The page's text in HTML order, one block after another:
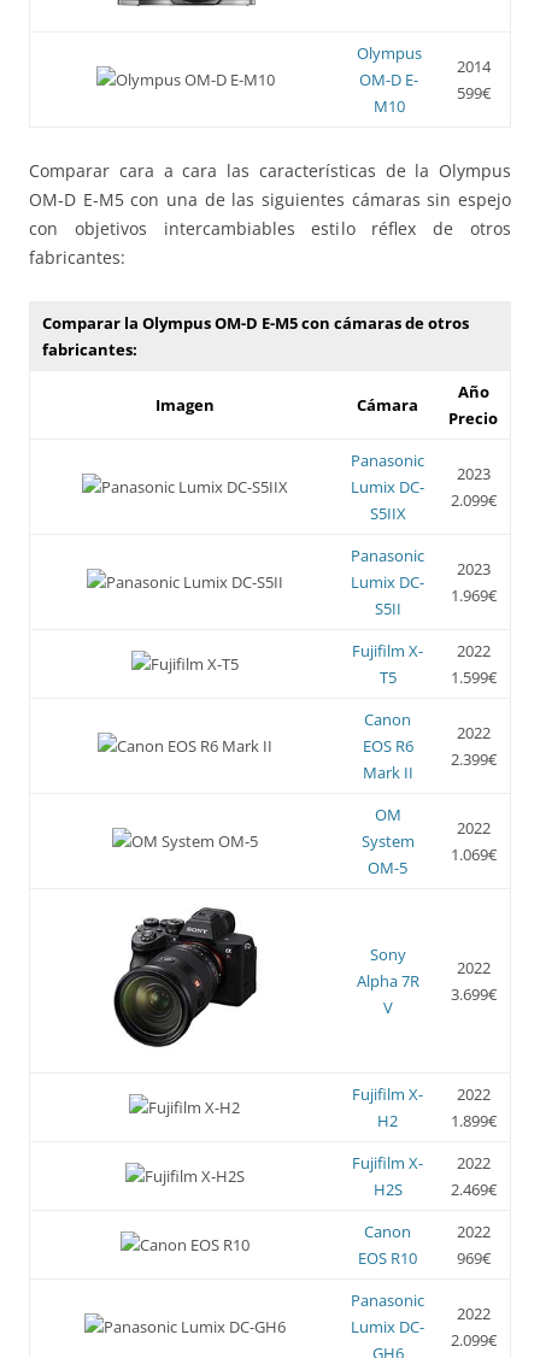
Olympus
OM-D E-
M10
2014
599€
Comparar cara a cara las características de la Olympus
OM-D E-M5 con una de las siguientes cámaras sin espejo
con objetivos intercambiables estilo réflex de otros
fabricantes:
Comparar la Olympus OM-D E-M5 con cámaras de otros
fabricantes:
Imagen Cámara
Año
Precio
Panasonic
Lumix DC-
S5IIX
2023
2.099€
Panasonic
Lumix DC-
S5II
2023
1.969€
Fujifilm X-
T5
2022
1.599€
Canon
EOS R6
Mark II
2022
2.399€
OM
System
OM-5
2022
1.069€
Sony
Alpha 7R
V
2022
3.699€
Fujifilm X-
H2
2022
1.899€
Fujifilm X-
H2S
2022
2.469€
Canon
EOS R10
2022
969€
Panasonic
Lumix DC-
GH6
2022
2.099€